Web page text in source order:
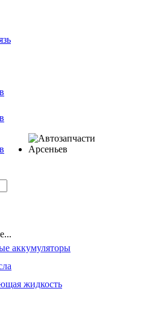
аккумуляторы
жидкость